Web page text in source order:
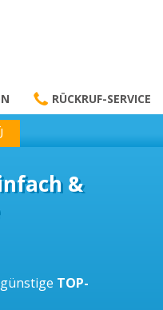
RÜCKRUF-SERVICE
&
TOP-